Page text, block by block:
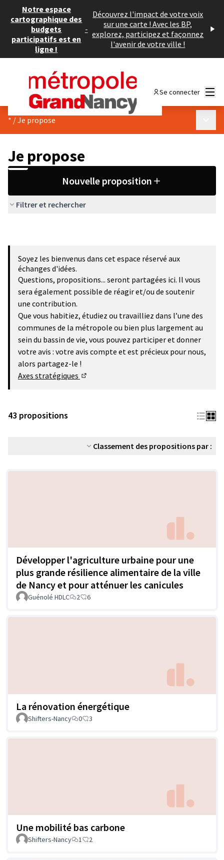
Notre espace
cartographique des
budgets
participatifs est en
ligne !
-
Découvrez l'impact de votre voix
sur une carte ! Avec les BP,
explorez, participez et façonnez
l'avenir de votre ville !
Se connecter
* /Je propose
Je propose
Nouvelle proposition
Filtrer et rechercher
Soyez les bienvenus dans cet espace réservé aux
échanges d'idées.
Questions, propositions... seront partagées ici. Il vous
sera également possible de réagir et/ou de soutenir
une contribution.
Que vous habitiez, étudiez ou travailliez dans l’une des
communes de la métropole ou bien plus largement au
sein du bassin de vie, vous pouvez participer et donner
votre avis : votre avis compte et est précieux pour nous,
alors partagez-le !
Axes stratégiques
43 propositions
Classement des propositions par :
Développer l'agriculture urbaine pour une
plus grande résilience alimentaire de la ville
de Nancy et pour atténuer les canicules
Guénolé HDLC 2 6
La rénovation énergétique
Shifters-Nancy 0 3
Une mobilité bas carbone
Shifters-Nancy 1 2